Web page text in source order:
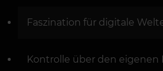
Faszination für digitale
Kontrolle über den eigenen